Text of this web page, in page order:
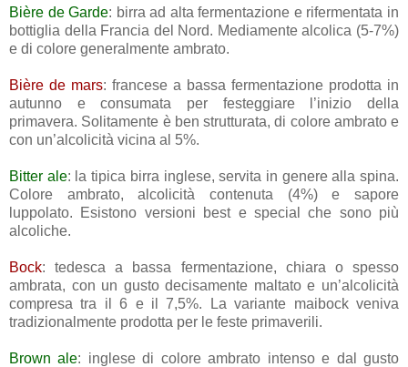
Bière de Garde: birra ad alta fermentazione e rifermentata in
bottiglia della Francia del Nord. Mediamente alcolica (5-7%)
e di colore generalmente ambrato.
Bière de mars: francese a bassa fermentazione prodotta in
autunno e consumata per festeggiare l’inizio della
primavera. Solitamente è ben strutturata, di colore ambrato e
con un’alcolicità vicina al 5%.
Bitter ale: la tipica birra inglese, servita in genere alla spina.
Colore ambrato, alcolicità contenuta (4%) e sapore
luppolato. Esistono versioni best e special che sono più
alcoliche.
Bock: tedesca a bassa fermentazione, chiara o spesso
ambrata, con un gusto decisamente maltato e un’alcolicità
compresa tra il 6 e il 7,5%. La variante maibock veniva
tradizionalmente prodotta per le feste primaverili.
Brown ale: inglese di colore ambrato intenso e dal gusto